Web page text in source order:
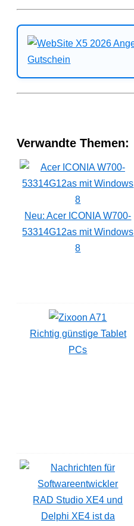
Verwandte Themen:
Neu: Acer ICONIA W700-
53314G12as mit Windows
8
Richtig günstige Tablet
PCs
RAD Studio XE4 und
Delphi XE4 ist da